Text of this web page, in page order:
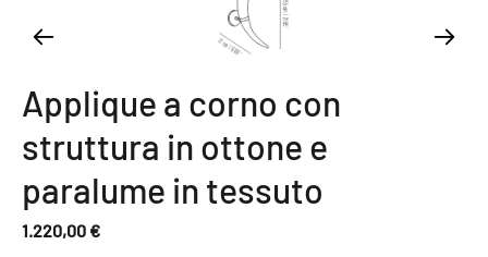
Applique a corno con
struttura in ottone e
paralume in tessuto
1.220,00 €
Prezzo